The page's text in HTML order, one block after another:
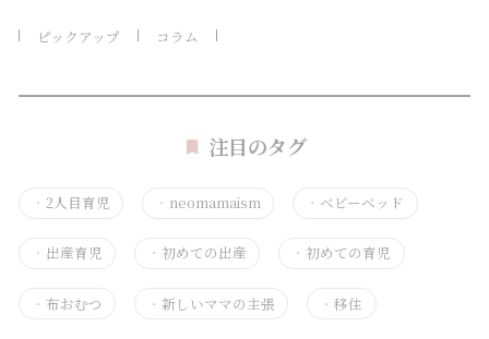
ピックアップ コラム
注目のタグ
・ 2人目育児 ・ neomamaism ・ ベビーベッド
・ 出産育児 ・ 初めての出産 ・ 初めての育児
・ 布おむつ ・新しいママの主張 ・移住